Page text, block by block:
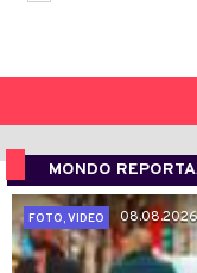
MONDO
FOTO, VIDEO